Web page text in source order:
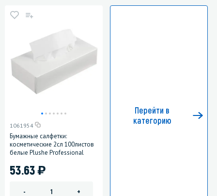
1061954
Бумажные салфетки:
косметические 2сл 100листов
белые Plushe Professional
53.63)
- +
Перейти в
категорию